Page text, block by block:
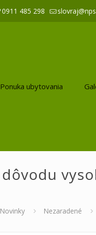
0911 485 298
Ponuka ubytovania
Novinky Nezaradené